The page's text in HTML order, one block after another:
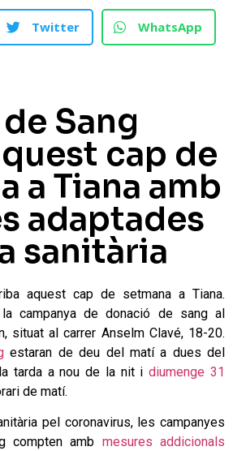
Twitter WhatsApp
Sang
cap de
a Tiana amb
adaptades
sanitària
aquest cap de setmana a Tiana.
la campanya de donació de sang al
situat al carrer Anselm Clavé, 18-20.
estaran de deu del matí a dues del
tarda a nou de la nit idiumenge 31
de matí.
pel coronavirus, les campanyes
compten amb mesures addicionals